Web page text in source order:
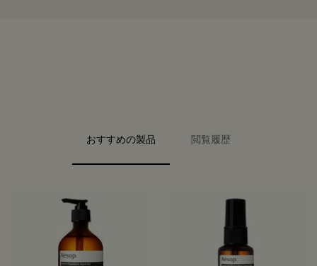
PDP carousel with text
PDP Video Flowplayer just on mobile
おすすめの製品 閲覧履歴